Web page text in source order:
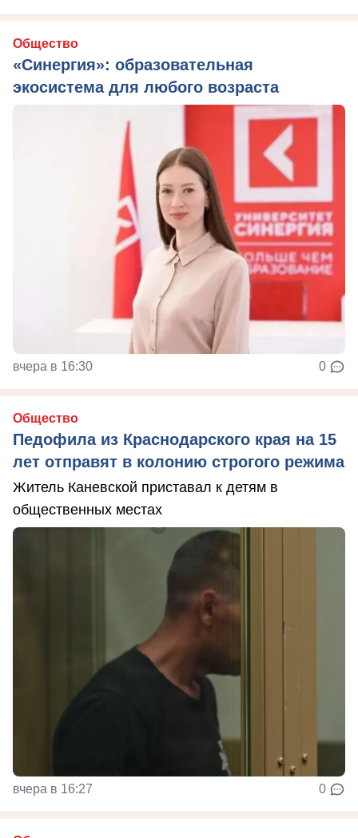
Общество
«Синергия»: образовательная
экосистема для любого возраста
вчера в 16:30 0
Общество
Педофила из Краснодарского края на 15
лет отправят в колонию строгого режима
Житель Каневской приставал к детям в
общественных местах
вчера в 16:27 0